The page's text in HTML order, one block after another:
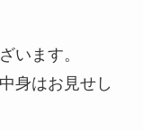
います。
身はお見せし